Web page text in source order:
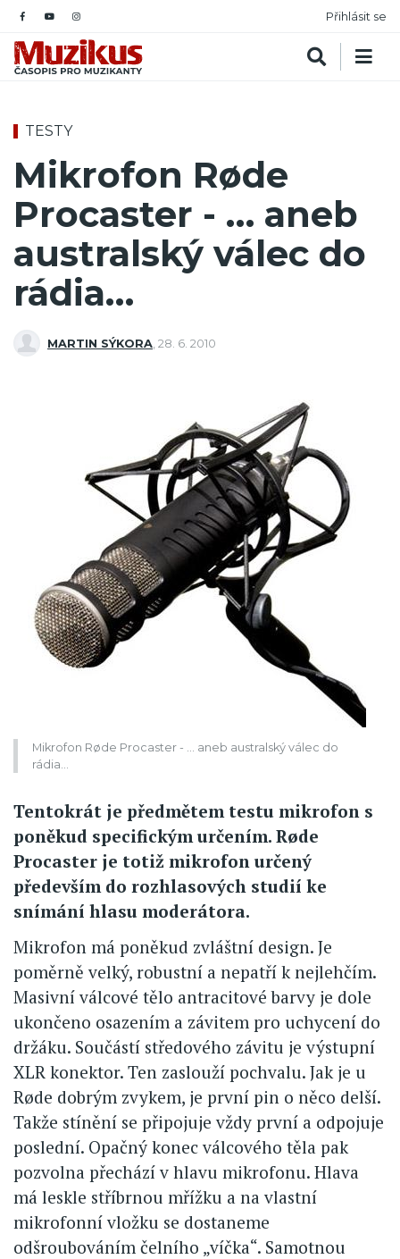
Přihlásit se
TESTY
Mikrofon Røde
Procaster - … aneb
australský válec do
rádia…
MARTIN SÝKORA 28. 6. 2010
Mikrofon Røde Procaster - … aneb australský válec do
rádia…
Tentokrát je předmětem testu mikrofon s
poněkud specifickým určením. Røde
Procaster je totiž mikrofon určený
především do rozhlasových studií ke
snímání hlasu moderátora.
Mikrofon má poněkud zvláštní design. Je
poměrně velký, robustní a nepatří k nejlehčím.
Masivní válcové tělo antracitové barvy je dole
ukončeno osazením a závitem pro uchycení do
držáku. Součástí středového závitu je výstupní
XLR konektor. Ten zaslouží pochvalu. Jak je u
Røde dobrým zvykem, je první pin o něco delší.
Takže stínění se připojuje vždy první a odpojuje
poslední. Opačný konec válcového těla pak
pozvolna přechází v hlavu mikrofonu. Hlava
má leskle stříbrnou mřížku a na vlastní
mikrofonní vložku se dostaneme
odšroubováním čelního „víčka“. Samotnou